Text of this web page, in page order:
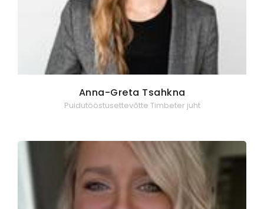
Anna-Greta Tsahkna
Puidutööstusettevõtte Timbeter juht